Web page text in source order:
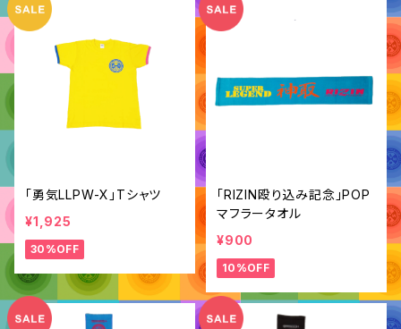
「勇気LLPW-X」Tシャツ
¥1,925
30%OFF
「RIZIN殴り込み記念」POP
マフラータオル
¥900
10%OFF